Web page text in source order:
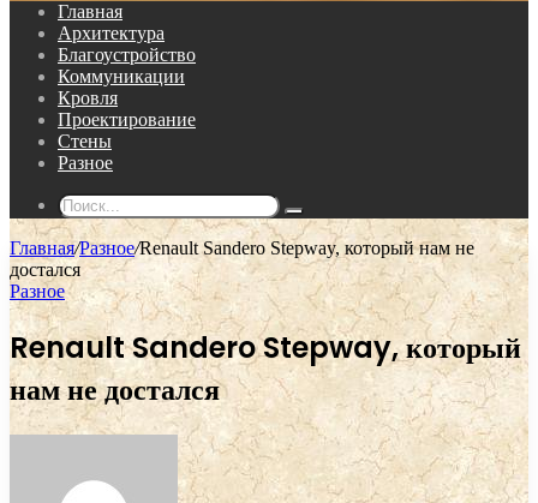
Главная
Архитектура
Благоустройство
Коммуникации
Кровля
Проектирование
Стены
Разное
Поиск...
Главная/Разное/Renault Sandero Stepway, который нам не
достался
Разное
Renault Sandero Stepway, который
нам не достался